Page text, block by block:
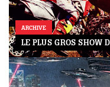
ARCHIVE
LE PLUS GROS SHOW